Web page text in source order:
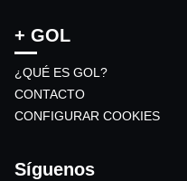
+ GOL
¿QUÉ ES GOL?
CONTACTO
CONFIGURAR COOKIES
Síguenos